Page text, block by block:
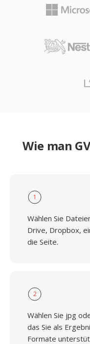
Wie man
1
Wählen Sie
Drive, Dropbox,
die Seite.
2
Wählen Sie jpg
das Sie als
Formate